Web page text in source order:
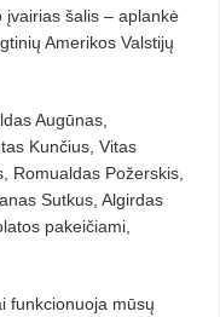
šalis – aplankė
Amerikos Valstijų
Augūnas,
Kunčius, Vitas
Romualdas Požerskis,
Sutkus, Algirdas
pakeičiami,
funkcionuoja mūsų